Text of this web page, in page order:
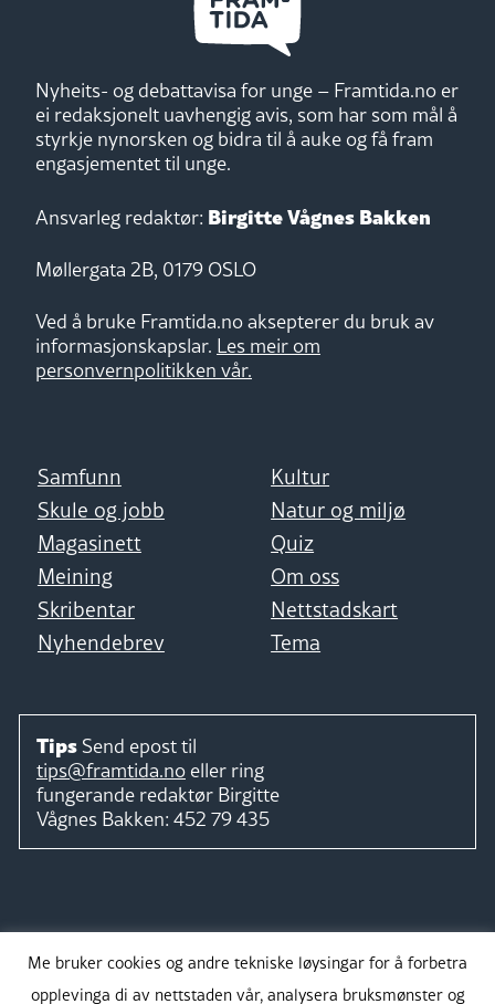
Nyheits- og debattavisa for unge – Framtida.no er
ei redaksjonelt uavhengig avis, som har som mål å
styrkje nynorsken og bidra til å auke og få fram
engasjementet til unge.
Ansvarleg redaktør: Birgitte Vågnes Bakken
Møllergata 2B, 0179 OSLO
Ved å bruke Framtida.no aksepterer du bruk av
informasjonskapslar. Les meir om
personvernpolitikken vår.
Samfunn
Kultur
Skule og jobb
Natur og miljø
Magasinett
Quiz
Meining
Om oss
Skribentar
Nettstadskart
Nyhendebrev
Tema
Tips Send epost til
tips@framtida.no eller ring
fungerande redaktør Birgitte
Vågnes Bakken: 452 79 435
Me bruker cookies og andre tekniske løysingar for å forbetra
opplevinga di av nettstaden vår, analysera bruksmønster og